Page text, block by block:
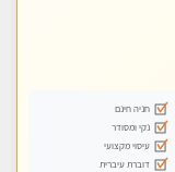
חניה חינם
נקי ומסודר
עיסוי מקצועי
דוברת עיברית